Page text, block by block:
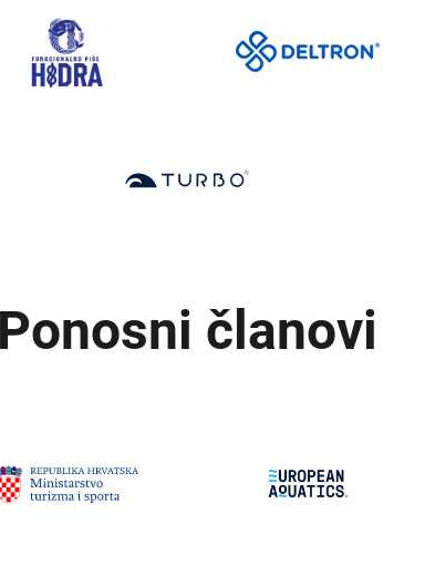
Ponosni članovi